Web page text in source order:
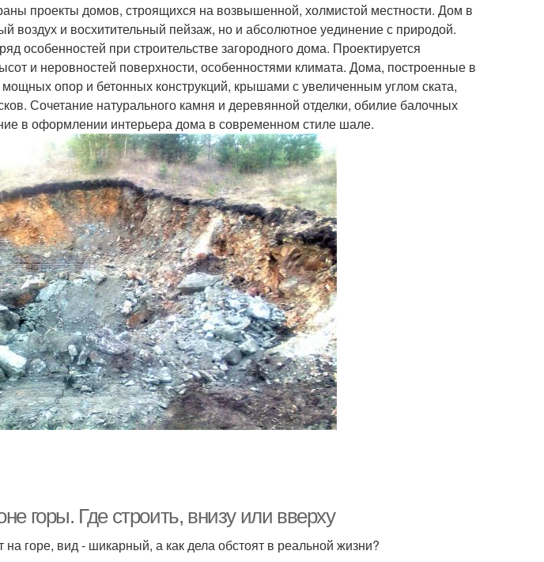
проекты домов, строящихся на возвышенной, холмистой местности. Дом в
воздух и восхитительный пейзаж, но и абсолютное уединение с природой.
особенностей при строительстве загородного дома. Проектируется
и неровностей поверхности, особенностями климата. Дома, построенные в
мощных опор и бетонных конструкций, крышами с увеличенным углом ската,
Сочетание натурального камня и деревянной отделки, обилие балочных
в оформлении интерьера дома в современном стиле шале.
горы. Где строить, внизу или вверху
на горе, вид - шикарный, а как дела обстоят в реальной жизни?